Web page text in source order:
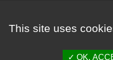
This site uses
OK,